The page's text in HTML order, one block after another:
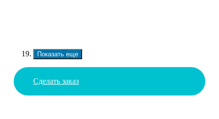
Показать еще
Сделать заказ